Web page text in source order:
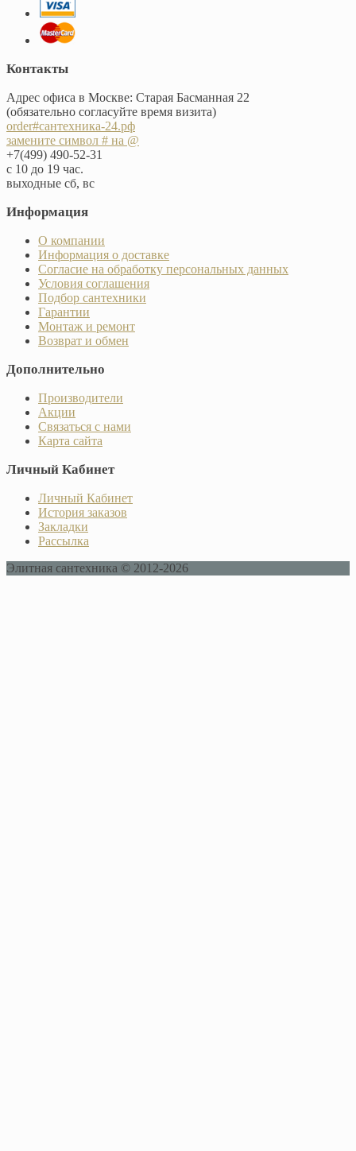
Контакты
Адрес офиса в Москве: Старая Басманная 22
(обязательно согласуйте время визита)
order#сантехника-24.рф
замените символ # на @
+7(499) 490-52-31
с 10 до 19 час.
выходные сб, вс
Информация
О компании
Информация о доставке
Согласие на обработку персональных данных
Условия соглашения
Подбор сантехники
Гарантии
Монтаж и ремонт
Возврат и обмен
Дополнительно
Производители
Акции
Связаться с нами
Карта сайта
Личный Кабинет
Личный Кабинет
История заказов
Закладки
Рассылка
Элитная сантехника © 2012-2026